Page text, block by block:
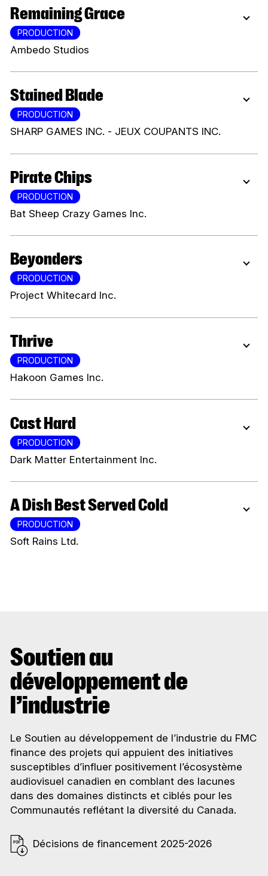
Remaining Grace
PRODUCTION
Ambedo Studios
Stained Blade
PRODUCTION
SHARP GAMES INC. - JEUX COUPANTS INC.
Pirate Chips
PRODUCTION
Bat Sheep Crazy Games Inc.
Beyonders
PRODUCTION
Project Whitecard Inc.
Thrive
PRODUCTION
Hakoon Games Inc.
Cast Hard
PRODUCTION
Dark Matter Entertainment Inc.
A Dish Best Served Cold
PRODUCTION
Soft Rains Ltd.
Soutien au
développement de
l’industrie
Le Soutien au développement de l’industrie du FMC
finance des projets qui appuient des initiatives
susceptibles d’influer positivement l’écosystème
audiovisuel canadien en comblant des lacunes
dans des domaines distincts et ciblés pour les
Communautés reflétant la diversité du Canada.
Décisions de financement 2025-2026